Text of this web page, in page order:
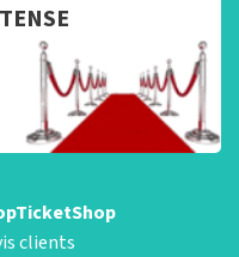
clients